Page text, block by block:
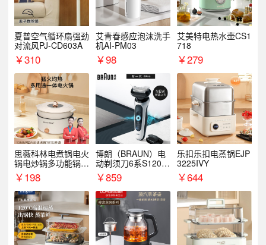
夏普空气循环扇强劲
对流风PJ-CD603A
￥310
艾青春感应泡沫洗手
机AI-PM03
￥98
艾美特电热水壶CS1
718
￥279
思薇科林电煮锅电火
锅电炒锅多功能锅电
热锅泡面小电锅
￥198
博朗（BRAUN）电
动剃须刀6系S1200
S￥859
乐扣乐扣电蒸锅EJP
3225IVY
￥644